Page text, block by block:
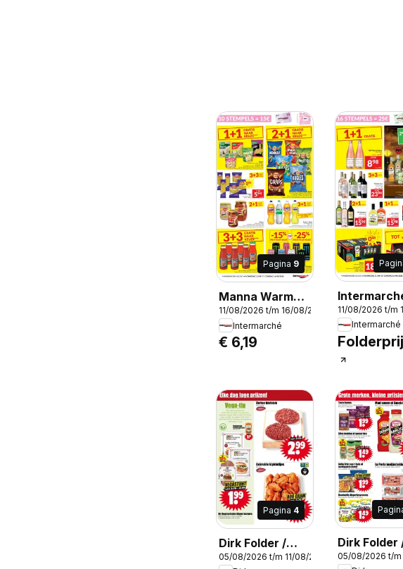
Pagina 9
Manna Warme
saus, Manna
Warme saus in
bokaal
11/08/2026 t/m 16/08/2026
Intermarché
€ 6,19
folder
11/08/2026 t/m
Intermarché
Pagina 4
Dirk Folder /
Publicité
05/08/2026 t/m 11/08/2026
Dirk Folder
Publicité
05/08/2026 t/m